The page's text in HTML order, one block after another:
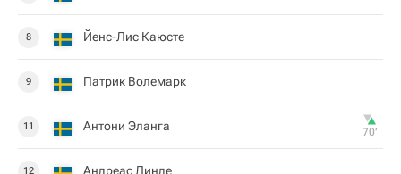
8 Йенс-Лис Каюсте
9 Патрик Волемарк
11 Антони Эланга 70‎’‎
12 Андреас Линде